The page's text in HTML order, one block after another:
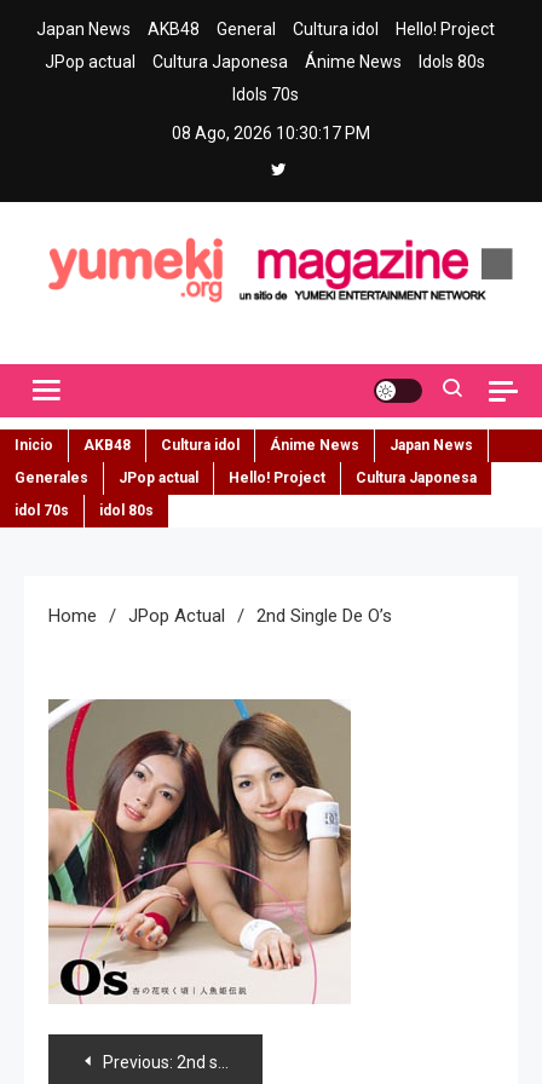
Japan News AKB48 General Cultura idol
Hello! Project
JPop actual
Cultura Japonesa Ánime News
Idols 80s
Idols 70s
08 Ago, 2026 10:30:18 PM
Inicio AKB48 Cultura idol Ánime News
Japan News
Generales
JPop actual Hello! Project
Cultura Japonesa
idol 70s
idol 80s
Home JPop Actual 2nd Single De O’s
Navegación
Previous: 2nd single de O’s